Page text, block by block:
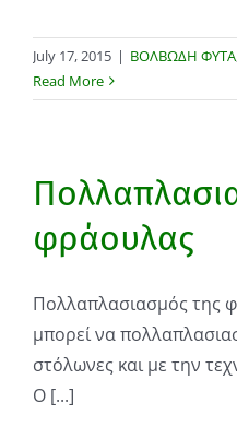
July 17, 2015 | ΒΟΛΒΩΔΗ ΦΥΤΑ
Read More
φράουλας
Πολλαπλασιασμός της
μπορεί να
στόλωνες και με την
Ο [...]